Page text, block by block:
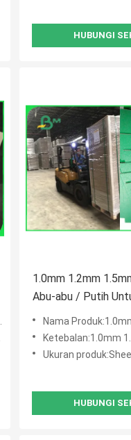
HUBUNGI
1.0mm 1.2mm
Abu-abu / Putih
Penyimpanan Arsip
Nama Produk:1.0mm 1.2mm 1.5mm Papan Kotak Abu-
Ketebalan:1.0mm 1.2mm
Ukuran
HUBUNGI